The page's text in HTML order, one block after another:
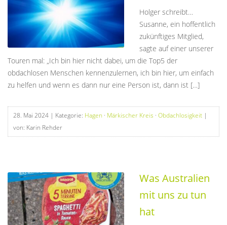
Holger schreibt…
Susanne, ein hoffentlich
zukünftiges Mitglied,
sagte auf einer unserer
Touren mal: „Ich bin hier nicht dabei, um die Top5 der
obdachlosen Menschen kennenzulernen, ich bin hier, um einfach
zu helfen und wenn es dann nur eine Person ist, dann ist […]
28. Mai 2024 | Kategorie: Hagen · Märkischer Kreis · Obdachlosigkeit |
von: Karin Rehder
Was Australien
mit uns zu tun
hat